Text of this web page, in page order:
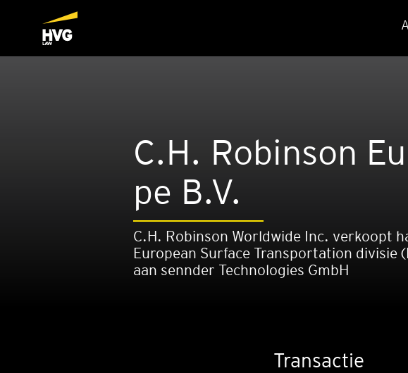
C.H. Robin­son
pe B.V.
C.H. Robinson Worldwide Inc. verkoopt
European Surface Transportation divisie
aan sennder Technologies GmbH
Transactie